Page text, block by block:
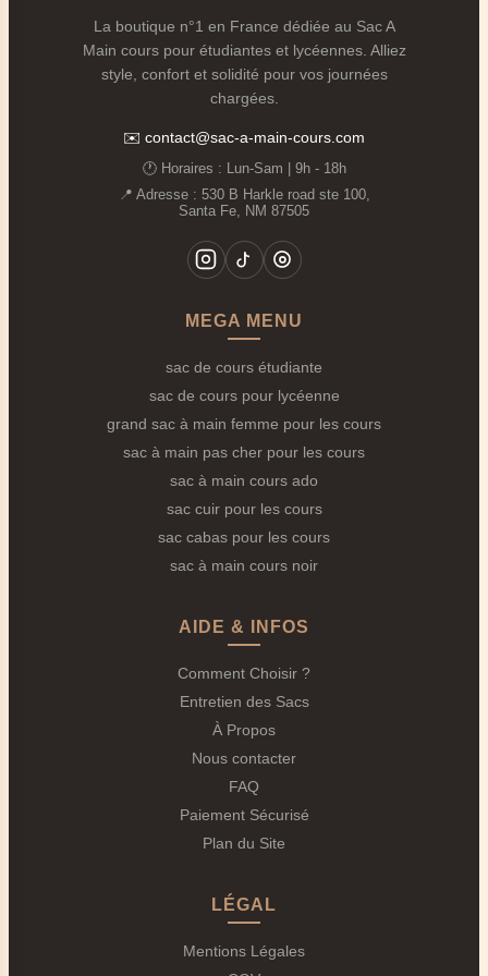
Résistance accrue 💪 : Le sac doit supporter le
poids des livres, les couloirs, les casiers et les trajets
quotidiens.
🌟 : Au lycée, le sac est une vraie
pièce mode et participe à votre look de tous les
Polyvalence🔄 : Idéalement, le même sac sert
pour les cours, les sorties et certaines activités.
Les 5 Points Essentiels d'un Bon Sac de
Format Adapté aux Manuels de Lycée
sac à main cours lycéedoit accueillir facilement
les livres et cahiers A4 utilisés au lycée. Si vous avez
beaucoup d'affaires (tenue de sport, option art...),
orientez-vous vers un Grand sac à main femme
qui offre plus de volume sans sacrifier
Dimensions compatibles avec le format A4 (environ
38–42 x 28–32 cm).
Poids raisonnable
à vide pour ne pas ajouter de
Organisation Intelligente
Sac de Cours pour Lycéenne
Compartiment principal pour livres et classeurs.
Poche zippée sécurisée pour téléphone et argent de
La boutique n°1 en France dédiée au Sac A
Main cours pour étudiantes et lycéennes. Alliez
style, confort et solidité pour vos journées
chargées.
✉️ contact@sac-a-main-cours.com
🕐 Horaires : Lun‑Sam | 9h - 18h
📍 Adresse : 530 B Harkle road ste 100,
Santa Fe, NM 87505
MEGA MENU
sac de cours étudiante
sac de cours pour lycéenne
grand sac à main femme pour les cours
sac à main pas cher pour les cours
sac à main cours ado
sac cuir pour les cours
sac cabas pour les cours
sac à main cours noir
AIDE & INFOS
Comment Choisir ?
Entretien des Sacs
À Propos
Nous contacter
FAQ
Paiement Sécurisé
Plan du Site
LÉGAL
Mentions Légales